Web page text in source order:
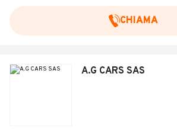
CHIAMA
A.G CARS SAS